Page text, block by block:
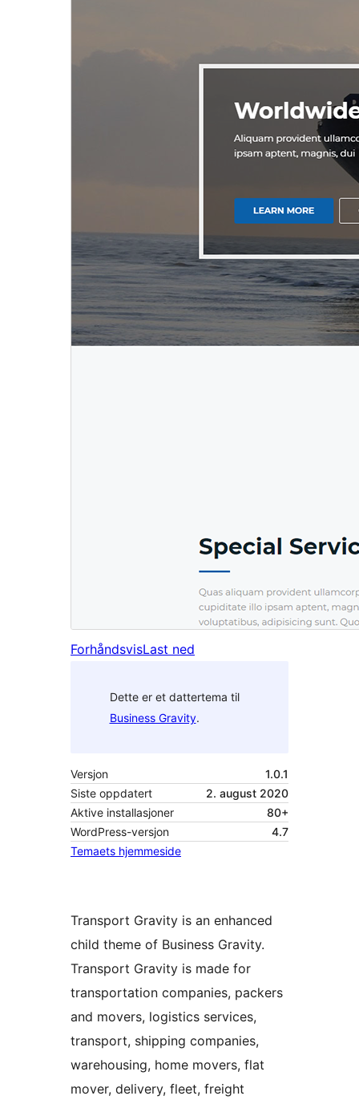
ForhåndsvisLast ned
Dette er et dattertema til
Business Gravity.
Versjon
1.0.1
Siste oppdatert
2. august 2020
Aktive installasjoner
80+
WordPress-versjon
4.7
Temaets hjemmeside
Transport Gravity is an enhanced
child theme of Business Gravity.
Transport Gravity is made for
transportation companies, packers
and movers, logistics services,
transport, shipping companies,
warehousing, home movers, flat
mover, delivery, fleet, freight